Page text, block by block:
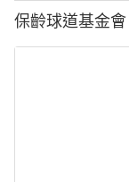
保齡球道基金會